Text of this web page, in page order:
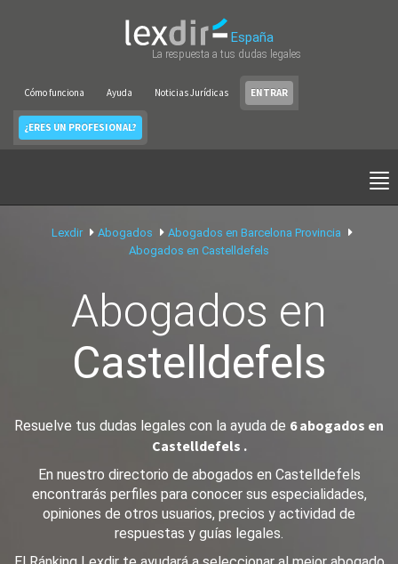
España
La respuesta a tus dudas legales
Cómo funciona Ayuda Noticias Jurídicas ENTRAR
¿ERES UN PROFESIONAL?
Lexdir Abogados
Abogados en Barcelona Provincia
Abogados en Castelldefels
Abogados en
Castelldefels
Resuelve tus dudas legales con la ayuda de 6 abogados en
Castelldefels .
En nuestro directorio de abogados en Castelldefels
encontrarás perfiles para conocer sus especialidades,
opiniones de otros usuarios, precios y actividad de
respuestas y guías legales.